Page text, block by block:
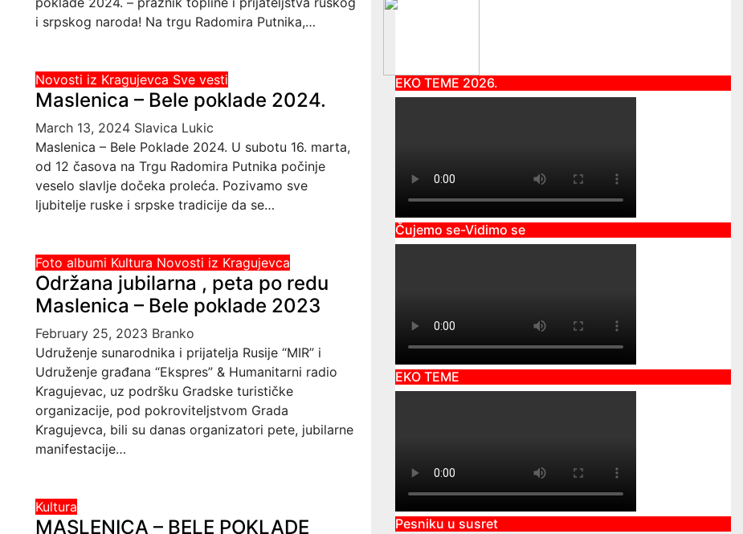
i srpskog naroda! Na trgu Radomira Putnika,…
Novosti iz Kragujevca Sve vesti
Maslenica – Bele poklade 2024.
March 13, 2024 Slavica Lukic
Maslenica – Bele Poklade 2024. U subotu 16. marta,
od 12 časova na Trgu Radomira Putnika počinje
veselo slavlje dočeka proleća. Pozivamo sve
ljubitelje ruske i srpske tradicije da se…
Foto albumi Kultura Novosti iz Kragujevca
Održana jubilarna , peta po redu
Maslenica – Bele poklade 2023
February 25, 2023 Branko
Udruženje sunarodnika i prijatelja Rusije “MIR” i
Udruženje građana “Ekspres” & Humanitarni radio
Kragujevac, uz podršku Gradske turističke
organizacije, pod pokroviteljstvom Grada
Kragujevca, bili su danas organizatori pete, jubilarne
manifestacije…
Kultura
MASLENICA – BELE POKLADE
EKO TEME 2026.
Čujemo se-Vidimo se
EKO TEME
Pesniku u susret